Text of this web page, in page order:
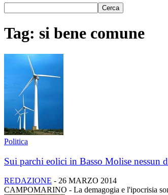
Tag: si bene comune
Politica
Sui parchi eolici in Basso Molise nessun
REDAZIONE - 26 MARZO 2014
CAMPOMARINO - La demagogia e l'ipocrisia